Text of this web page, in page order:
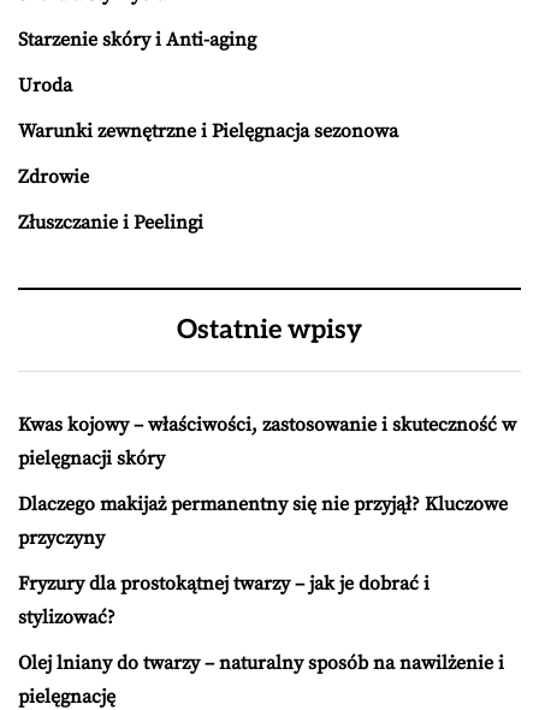
Starzenie skóry i Anti-aging
Uroda
Warunki zewnętrzne i Pielęgnacja sezonowa
Zdrowie
Złuszczanie i Peelingi
Ostatnie wpisy
Kwas kojowy – właściwości, zastosowanie i skuteczność w
pielęgnacji skóry
Dlaczego makijaż permanentny się nie przyjął? Kluczowe
przyczyny
Fryzury dla prostokątnej twarzy – jak je dobrać i
stylizować?
Olej lniany do twarzy – naturalny sposób na nawilżenie i
pielęgnację